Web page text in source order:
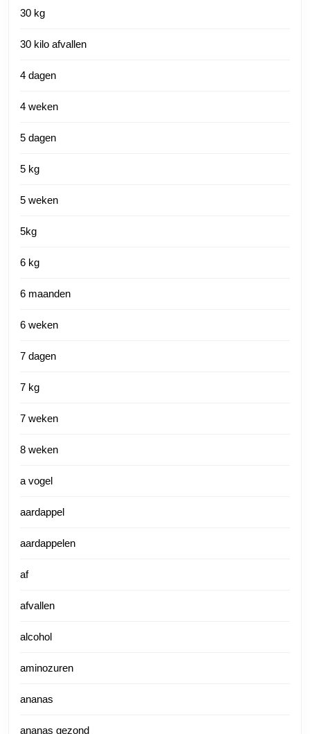
30 kg
30 kilo afvallen
4 dagen
4 weken
5 dagen
5 kg
5 weken
5kg
6 kg
6 maanden
6 weken
7 dagen
7 kg
7 weken
8 weken
a vogel
aardappel
aardappelen
af
afvallen
alcohol
aminozuren
ananas
ananas gezond